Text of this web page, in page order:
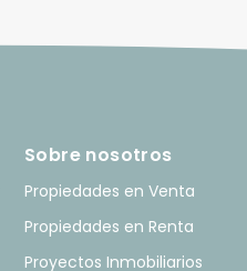
Sobre nosotros
Propiedades en Venta
Propiedades en Renta
Proyectos Inmobiliarios